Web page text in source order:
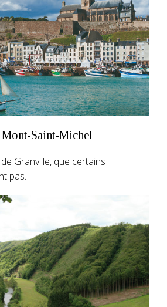
Saint-Michel
Granville, que certains
pas…